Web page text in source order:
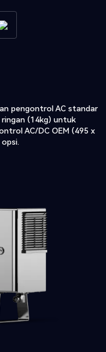
pengontrol AC standar
ringan (14kg) untuk
AC/DC OEM (495 x